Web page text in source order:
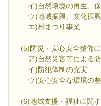
イ)自然環境の再生、
ウ)地域振興、文化振
エ)村まつり事業
(5)防災・安心安全整備
ア)自然災害等による
イ)防犯体制の充実
ウ)安心安全な環境の
(6)地域支援・福祉に関